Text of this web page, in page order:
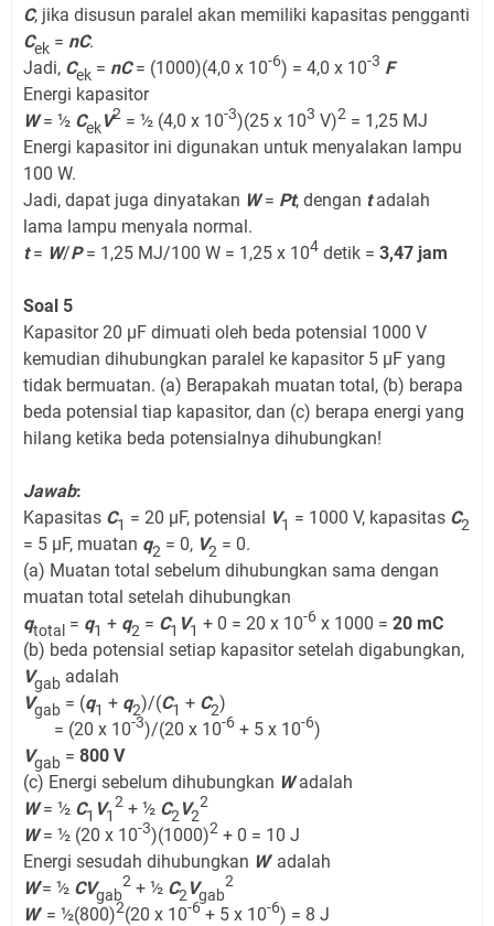
C, jika disusun paralel akan memiliki kapasitas pengganti
Cek = nC.
Jadi, Cek = nC= (1000)(4,0 x 10-6) = 4,0 x 10-3 F
Energi kapasitor
W= ½ CekV2 = ½ (4,0 x 10-3)(25 x 103 V)2 = 1,25 MJ
Energi kapasitor ini digunakan untuk menyalakan lampu
100 W.
Jadi, dapat juga dinyatakan W= Pt, dengan tadalah
lama lampu menyala normal.
t= W/P= 1,25 MJ/100 W = 1,25 x 104 detik = 3,47 jam
Soal 5
Kapasitor 20 μF dimuati oleh beda potensial 1000 V
kemudian dihubungkan paralel ke kapasitor 5 μF yang
tidak bermuatan. (a) Berapakah muatan total, (b) berapa
beda potensial tiap kapasitor, dan (c) berapa energi yang
hilang ketika beda potensialnya dihubungkan!
Jawab:
Kapasitas C1 = 20 μF, potensial V1 = 1000 V, kapasitas C2
= 5 μF, muatan q2 = 0, V2 = 0.
(a) Muatan total sebelum dihubungkan sama dengan
muatan total setelah dihubungkan
qtotal = q1 + q2 = C1 V1 + 0 = 20 x 10-6 x 1000 = 20 mC
(b) beda potensial setiap kapasitor setelah digabungkan,
Vgab adalah
Vgab = (q1 + q2)/(C1 + C2)
= (20 x 10-3)/(20 x 10-6 + 5 x 10-6)
Vgab = 800 V
(c) Energi sebelum dihubungkan Wadalah
W= ½ C1 V1
2 + ½ C2 V2
2
W= ½ (20 x 10-3)(1000)2 + 0 = 10 J
Energi sesudah dihubungkan W’ adalah
W’= ½ CVgab
2 + ½ C2 Vgab
2
W’ = ½(800)2(20 x 10-6 + 5 x 10-6) = 8 J